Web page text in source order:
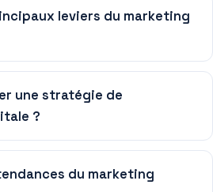
leviers du marketing
une stratégie de
?
du marketing